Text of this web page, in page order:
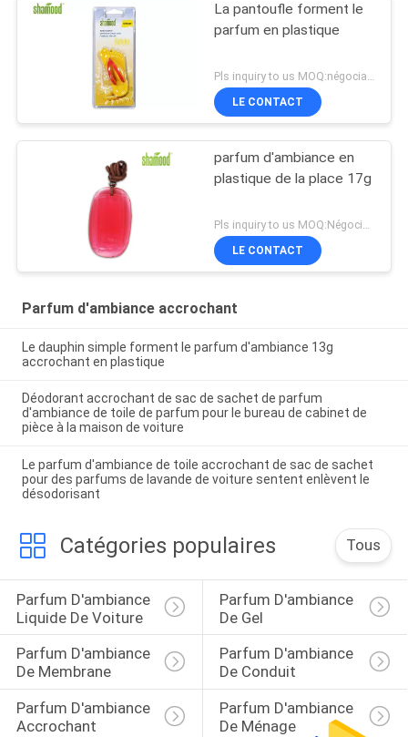
La pantoufle forment le
parfum en plastique
Pls inquiry to us MOQ:négociation
LE CONTACT
parfum d'ambiance en
plastique de la place 17g
LE CONTACT
Parfum d'ambiance accrochant
Le dauphin simple forment le parfum d'ambiance 13g
accrochant en plastique
Déodorant accrochant de sac de sachet de parfum
d'ambiance de toile de parfum pour le bureau de cabinet de
pièce à la maison de voiture
Le parfum d'ambiance de toile accrochant de sac de sachet
pour des parfums de lavande de voiture sentent enlèvent le
désodorisant
Catégories populaires Tous
Parfum D'ambiance
Liquide De Voiture
Parfum D'ambiance
De Gel
Parfum D'ambiance
De Membrane
Parfum D'ambiance
De Conduit
Parfum D'ambiance
Accrochant
Parfum D'ambiance
De Ménage